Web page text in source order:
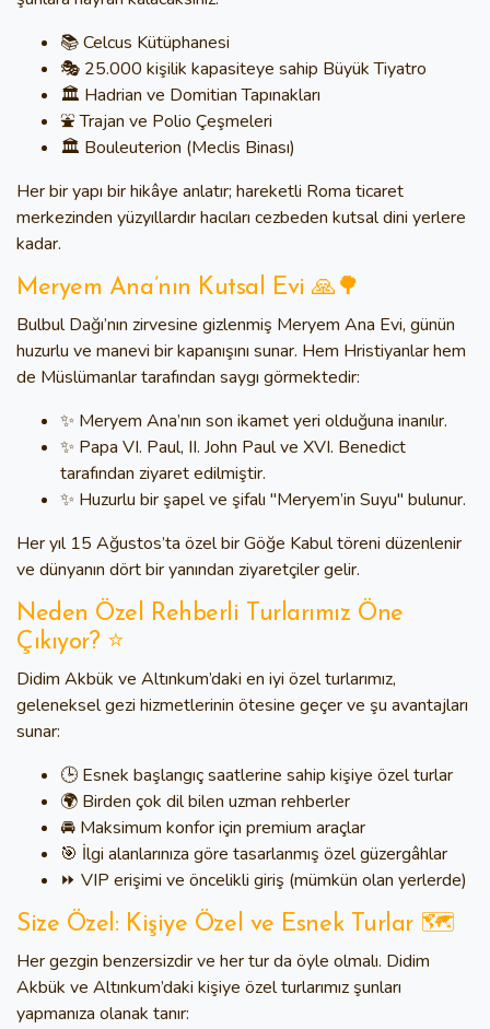
📚 Celcus Kütüphanesi
🎭 25.000 kişilik kapasiteye sahip Büyük Tiyatro
🏛️ Hadrian ve Domitian Tapınakları
⛲ Trajan ve Polio Çeşmeleri
🏛️ Bouleuterion (Meclis Binası)
Her bir yapı bir hikâye anlatır; hareketli Roma ticaret
merkezinden yüzyıllardır hacıları cezbeden kutsal dini yerlere
kadar.
Meryem Ana’nın Kutsal Evi 🙏🌳
Bulbul Dağı’nın zirvesine gizlenmiş Meryem Ana Evi, günün
huzurlu ve manevi bir kapanışını sunar. Hem Hristiyanlar hem
de Müslümanlar tarafından saygı görmektedir:
✨ Meryem Ana’nın son ikamet yeri olduğuna inanılır.
✨ Papa VI. Paul, II. John Paul ve XVI. Benedict
tarafından ziyaret edilmiştir.
✨ Huzurlu bir şapel ve şifalı "Meryem’in Suyu" bulunur.
Her yıl 15 Ağustos’ta özel bir Göğe Kabul töreni düzenlenir
ve dünyanın dört bir yanından ziyaretçiler gelir.
Neden Özel Rehberli Turlarımız Öne
Çıkıyor? ⭐
Didim Akbük ve Altınkum’daki en iyi özel turlarımız,
geleneksel gezi hizmetlerinin ötesine geçer ve şu avantajları
sunar:
🕒 Esnek başlangıç saatlerine sahip kişiye özel turlar
🌍 Birden çok dil bilen uzman rehberler
🚘 Maksimum konfor için premium araçlar
🎯 İlgi alanlarınıza göre tasarlanmış özel güzergâhlar
⏩ VIP erişimi ve öncelikli giriş (mümkün olan yerlerde)
Size Özel: Kişiye Özel ve Esnek Turlar 🗺️
Her gezgin benzersizdir ve her tur da öyle olmalı. Didim
Akbük ve Altınkum’daki kişiye özel turlarımız şunları
yapmanıza olanak tanır: